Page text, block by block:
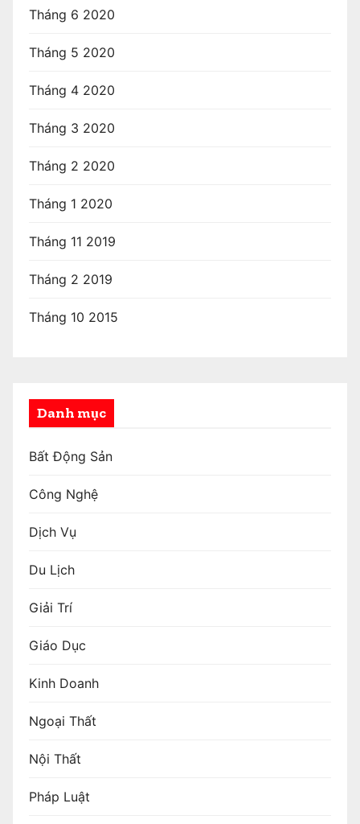
Tháng 6 2020
Tháng 5 2020
Tháng 4 2020
Tháng 3 2020
Tháng 2 2020
Tháng 1 2020
Tháng 11 2019
Tháng 2 2019
Tháng 10 2015
Danh mục
Bất Động Sản
Công Nghệ
Dịch Vụ
Du Lịch
Giải Trí
Giáo Dục
Kinh Doanh
Ngoại Thất
Nội Thất
Pháp Luật